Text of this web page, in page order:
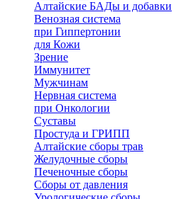
Алтайские БАДы и добавки
Венозная система
при Гиппертонии
для Кожи
Зрение
Иммунитет
Мужчинам
Нервная система
при Онкологии
Суставы
Простуда и ГРИПП
Алтайские сборы трав
Желудочные сборы
Печеночные сборы
Сборы от давления